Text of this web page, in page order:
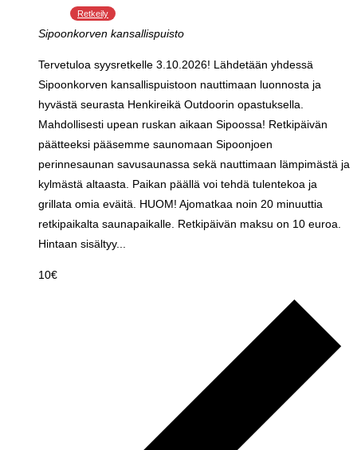
Retkeily
Sipoonkorven kansallispuisto
Tervetuloa syysretkelle 3.10.2026! Lähdetään yhdessä
Sipoonkorven kansallispuistoon nauttimaan luonnosta ja
hyvästä seurasta Henkireikä Outdoorin opastuksella.
Mahdollisesti upean ruskan aikaan Sipoossa! Retkipäivän
päätteeksi pääsemme saunomaan Sipoonjoen
perinnesaunan savusaunassa sekä nauttimaan lämpimästä ja
kylmästä altaasta. Paikan päällä voi tehdä tulentekoa ja
grillata omia eväitä. HUOM! Ajomatkaa noin 20 minuuttia
retkipaikalta saunapaikalle. Retkipäivän maksu on 10 euroa.
Hintaan sisältyy...
10€